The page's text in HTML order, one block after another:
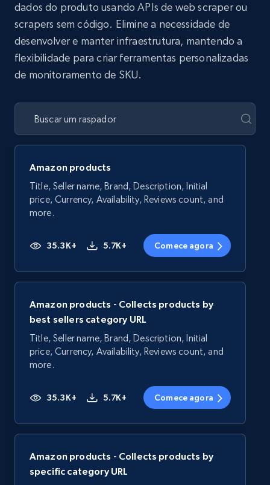
dados do produto usando APIs de web scraper ou
scrapers sem código. Elimine a necessidade de
desenvolver e manter infraestrutura, mantendo a
flexibilidade para criar ferramentas personalizadas
de monitoramento de SKU.
Amazon products
Title, Seller name, Brand, Description, Initial
price, Currency, Availability, Reviews count, and
more.
35.3K+ 5.7K+ Comece agora
Amazon products - Collects products by
best sellers category URL
Title, Seller name, Brand, Description, Initial
price, Currency, Availability, Reviews count, and
more.
35.3K+ 5.7K+ Comece agora
Amazon products - Collects products by
specific category URL